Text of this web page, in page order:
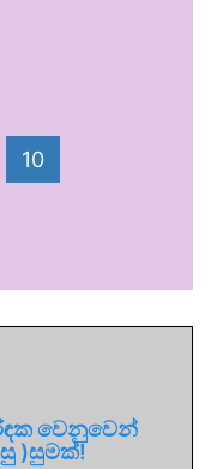
10
වෙනුවෙන්
)සුමක්!